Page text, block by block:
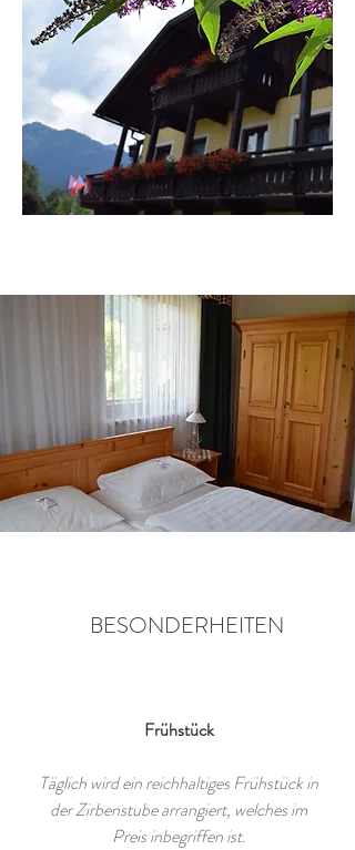
BESONDERHEITEN
Frühstück
Täglich wird ein reichhaltiges Frühstück in
der Zirbenstube arrangiert, welches im
Preis inbegriffen ist.